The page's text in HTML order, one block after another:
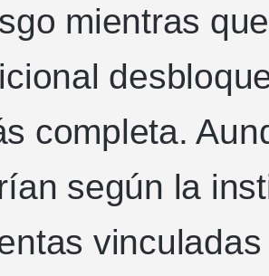
mientras
completa.
según la